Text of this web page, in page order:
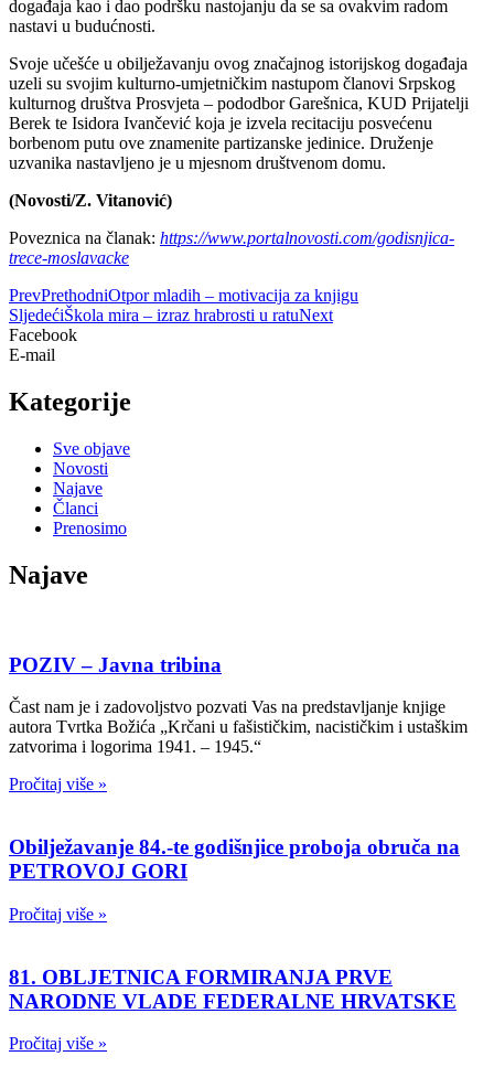
događaja kao i dao podršku nastojanju da se sa ovakvim radom
nastavi u budućnosti.
Svoje učešće u obilježavanju ovog značajnog istorijskog događaja
uzeli su svojim kulturno-umjetničkim nastupom članovi Srpskog
kulturnog društva Prosvjeta – pododbor Garešnica, KUD Prijatelji
Berek te Isidora Ivančević koja je izvela recitaciju posvećenu
borbenom putu ove znamenite partizanske jedinice. Druženje
uzvanika nastavljeno je u mjesnom društvenom domu.
(Novosti/Z. Vitanović)
Poveznica na članak: https://www.portalnovosti.com/godisnjica-
trece-moslavacke
PrevPrethodniOtpor mladih – motivacija za knjigu
SljedećiŠkola mira – izraz hrabrosti u ratuNext
Facebook
E-mail
Kategorije
Sve objave
Novosti
Najave
Članci
Prenosimo
Najave
POZIV – Javna tribina
Čast nam je i zadovoljstvo pozvati Vas na predstavljanje knjige
autora Tvrtka Božića „Krčani u fašističkim, nacističkim i ustaškim
zatvorima i logorima 1941. – 1945.“
Pročitaj više »
Obilježavanje 84.-te godišnjice proboja obruča na
PETROVOJ GORI
Pročitaj više »
81. OBLJETNICA FORMIRANJA PRVE
NARODNE VLADE FEDERALNE HRVATSKE
Pročitaj više »